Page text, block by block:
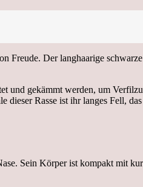
Freude. Der langhaarige
und gekämmt werden, um
Rasse ist ihr langes Fell,
Sein Körper ist kompakt mit